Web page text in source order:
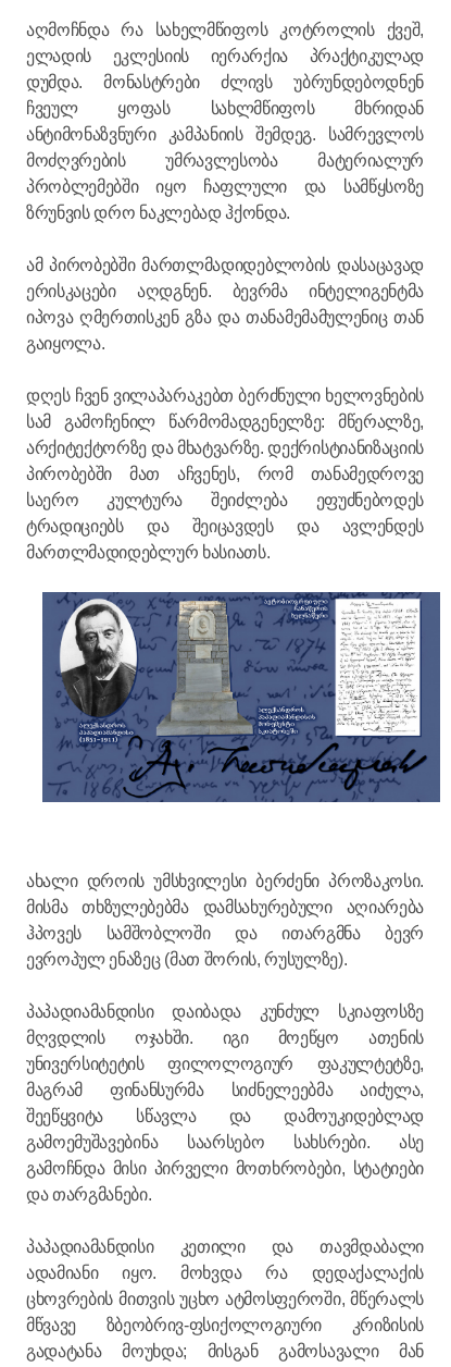
აღმოჩნდა რა სახელმწიფოს კოტროლის ქვეშ,
ელადის ეკლესიის იერარქია პრაქტიკულად
დუმდა. მონასტრები ძლივს უბრუნდებოდნენ
ჩვეულ ყოფას სახლმწიფოს მხრიდან
ანტიმონაზვნური კამპანიის შემდეგ. სამრევლოს
მოძღვრების უმრავლესობა მატერიალურ
პრობლემებში იყო ჩაფლული და სამწყსოზე
ზრუნვის დრო ნაკლებად ჰქონდა.
ამ პირობებში მართლმადიდებლობის დასაცავად
ერისკაცები აღდგნენ. ბევრმა ინტელიგენტმა
იპოვა ღმერთისკენ გზა და თანამემამულენიც თან
გაიყოლა.
დღეს ჩვენ ვილაპარაკებთ ბერძნული ხელოვნების
სამ გამოჩენილ წარმომადგენელზე: მწერალზე,
არქიტექტორზე და მხატვარზე. დექრისტიანიზაციის
პირობებში მათ აჩვენეს, რომ თანამედროვე
საერო კულტურა შეიძლება ეფუძნებოდეს
ტრადიციებს და შეიცავდეს და ავლენდეს
მართლმადიდებლურ ხასიათს.
ახალი დროის უმსხვილესი ბერძენი პროზაკოსი.
მისმა თხზულებებმა დამსახურებული აღიარება
ჰპოვეს სამშობლოში და ითარგმნა ბევრ
ევროპულ ენაზეც (მათ შორის, რუსულზე).
პაპადიამანდისი დაიბადა კუნძულ სკიაფოსზე
მღვდლის ოჯახში. იგი მოეწყო ათენის
უნივერსიტეტის ფილოლოგიურ ფაკულტეტზე,
მაგრამ ფინანსურმა სიძნელეებმა აიძულა,
შეეწყვიტა სწავლა და დამოუკიდებლად
გამოემუშავებინა საარსებო სახსრები. ასე
გამოჩნდა მისი პირველი მოთხრობები, სტატიები
და თარგმანები.
პაპადიამანდისი კეთილი და თავმდაბალი
ადამიანი იყო. მოხვდა რა დედაქალაქის
ცხოვრების მითვის უცხო ატმოსფეროში, მწერალს
მწვავე ზბეობრივ-ფსიქოლოგიური კრიზისის
გადატანა მოუხდა; მისგან გამოსავალი მან